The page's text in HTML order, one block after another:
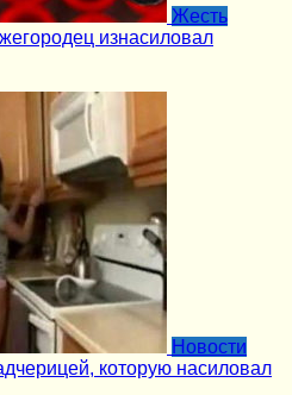
Жесть
изнасиловал
Новости
которую насиловал